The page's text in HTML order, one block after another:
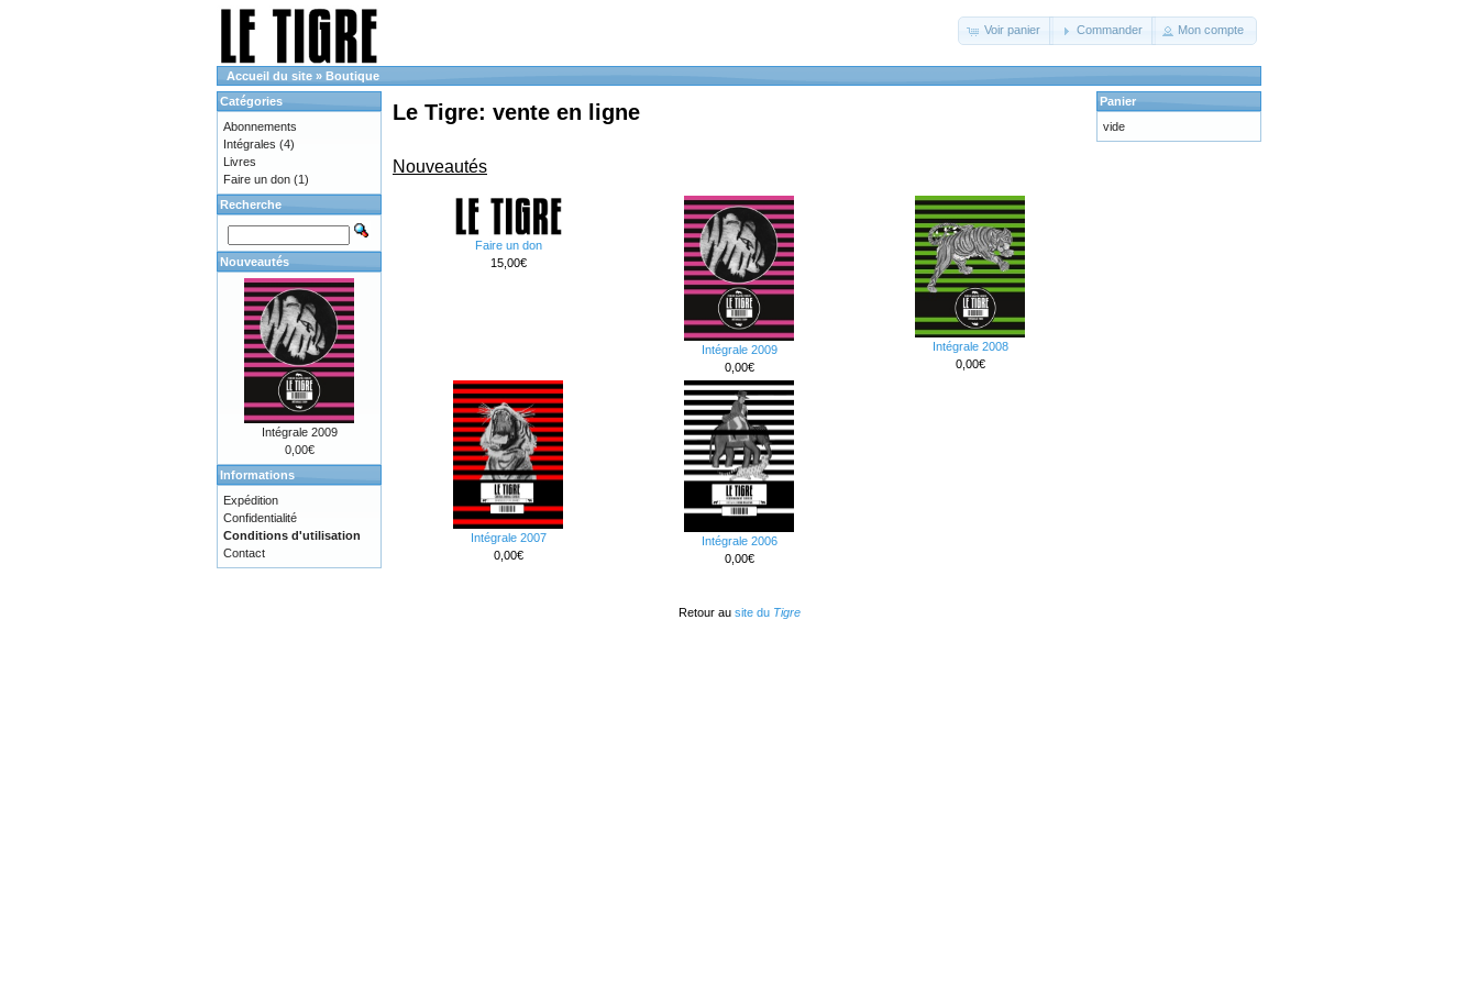
Voir panier Commander Mon compte
Accueil du site » Boutique
Le Tigre: vente en ligne
Nouveautés
Faire un don
15,00€
Intégrale 2009
0,00€
Intégrale 2008
0,00€
Intégrale 2007
0,00€
Intégrale 2006
0,00€
Catégories
Abonnements
Intégrales (4)
Livres
Faire un don (1)
Recherche
Nouveautés
Intégrale 2009
0,00€
Informations
Expédition
Confidentialité
Conditions d'utilisation
Contact
Panier
vide
Retour au site du Tigre